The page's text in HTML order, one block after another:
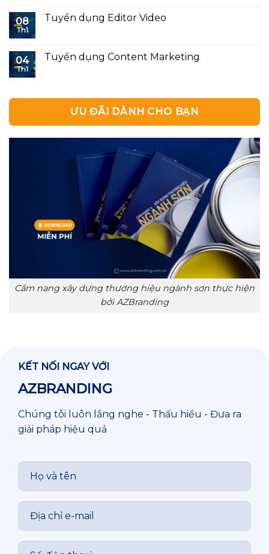
08
Th1
Tuyển dụng Editor Video
04
Th1
Tuyển dụng Content Marketing
ƯU ĐÃI DÀNH CHO BẠN
Cẩm nang xây dựng thương hiệu ngành sơn thực hiện
bởi AZBranding
KẾT NỐI NGAY VỚI
AZBRANDING
Chúng tôi luôn lắng nghe - Thấu hiểu - Đưa ra
giải pháp hiệu quả